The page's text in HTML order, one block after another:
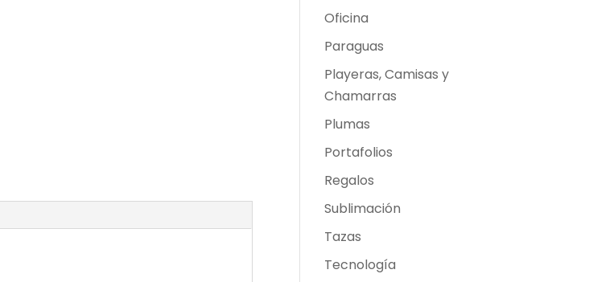
Oficina
Paraguas
Playeras, Camisas y
Chamarras
Plumas
Portafolios
Regalos
Sublimación
Tazas
Tecnología